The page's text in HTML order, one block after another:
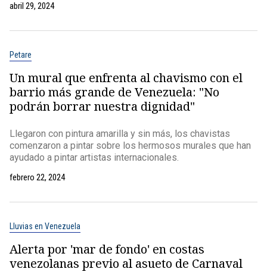
abril 29, 2024
Petare
Un mural que enfrenta al chavismo con el
barrio más grande de Venezuela: "No
podrán borrar nuestra dignidad"
Llegaron con pintura amarilla y sin más, los chavistas
comenzaron a pintar sobre los hermosos murales que han
ayudado a pintar artistas internacionales.
febrero 22, 2024
Lluvias en Venezuela
Alerta por 'mar de fondo' en costas
venezolanas previo al asueto de Carnaval